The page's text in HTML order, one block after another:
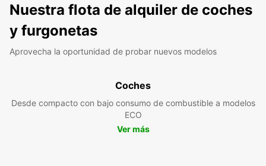
Nuestra flota de alquiler de coches
y furgonetas
Aprovecha la oportunidad de probar nuevos modelos
Coches
Desde compacto con bajo consumo de combustible a modelos
ECO
Ver más